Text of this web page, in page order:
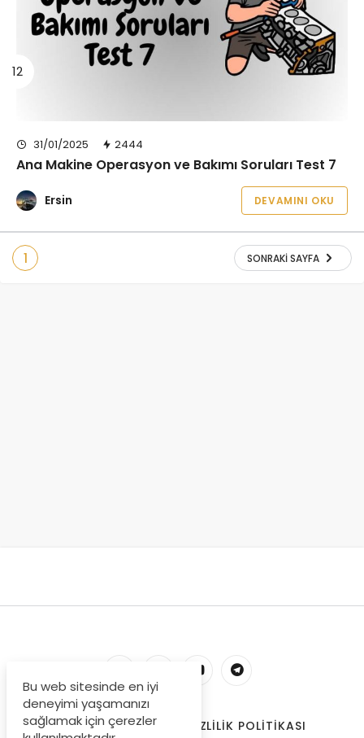
31/01/2025 2444
Ana Makine Operasyon ve Bakımı Soruları Test 7
Ersin DEVAMINI OKU
1 SONRAKI SAYFA
HESABIM İLETIŞIM GIZLILIK POLITIKASI
Bu web sitesinde en iyi
deneyimi yaşamanızı
sağlamak için çerezler